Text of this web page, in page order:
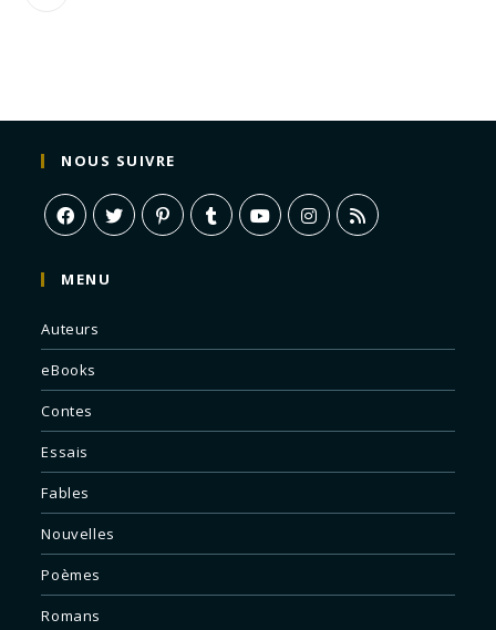
NOUS SUIVRE
MENU
Auteurs
eBooks
Contes
Essais
Fables
Nouvelles
Poèmes
Romans